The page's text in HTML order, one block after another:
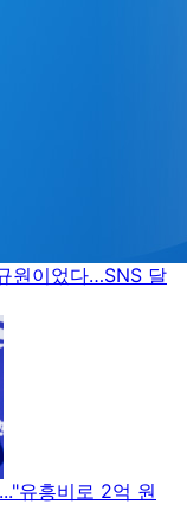
원이었다…SNS 달
유흥비로 2억 원